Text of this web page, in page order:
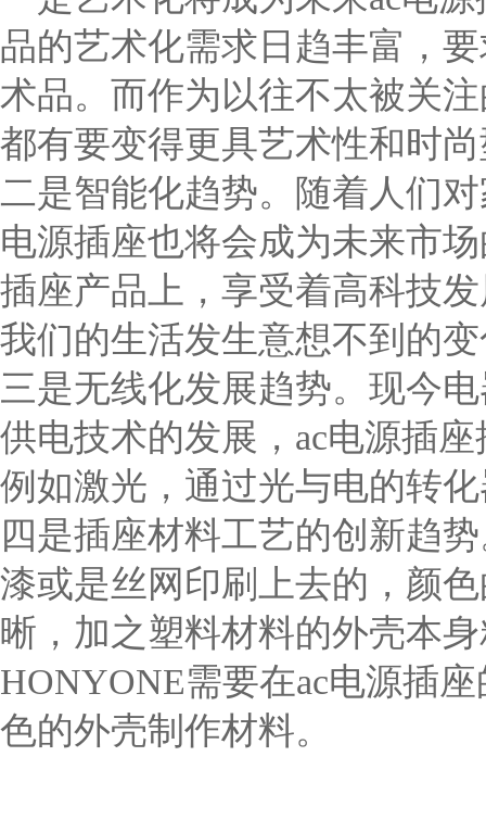
品的艺术化需求日趋丰富，
术品。而作为以往不太被关
都有要变得更具艺术性和时
二是智能化趋势。随着人们
电源插座也将会成为未来市
插座产品上，享受着高科技
我们的生活发生意想不到的
三是无线化发展趋势。现今
供电技术的发展，ac电源插
例如激光，通过光与电的转
四是插座材料工艺的创新趋
漆或是丝网印刷上去的，颜
晰，加之塑料材料的外壳本
HONYONE需要在ac电源插
色的外壳制作材料。